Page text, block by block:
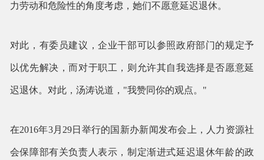
力劳动和危险性的角度考虑，她们不愿意延迟退休。
对此，有委员建议，企业干部可以参照政府部门的规定予
以优先解决，而对于职工，则允许其自我选择是否愿意延
迟退休。对此，汤涛说道，"我赞同你的观点。"
在2016年3月29日举行的国新办新闻发布会上，人力资源社
会保障部有关负责人表示，制定渐进式延迟退休年龄的政